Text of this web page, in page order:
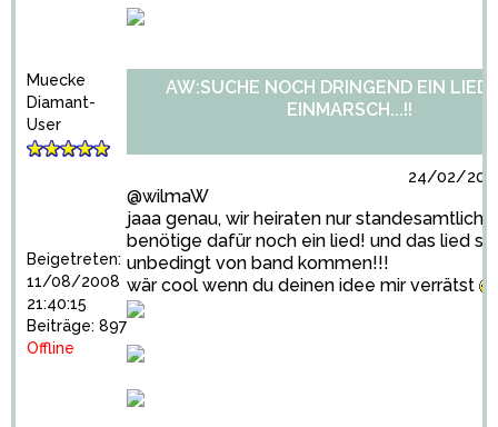
Muecke
Diamant-
User
Beigetreten:
11/08/2008
21:40:15
Beiträge: 897
Offline
AW:SUCHE NOCH DRINGEND EIN LIED
EINMARSCH...!!
24/02/
@wilmaW
jaaa genau, wir heiraten nur standesamtlich
benötige dafür noch ein lied! und das lied
unbedingt von band kommen!!!
wär cool wenn du deinen idee mir verrätst